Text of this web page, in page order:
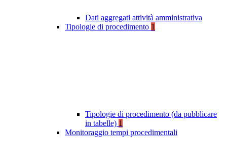
Dati aggregati attività amministrativa
Tipologie di procedimento 1
Tipologie di procedimento (da pubblicare
in tabelle) 1
Monitoraggio tempi procedimentali